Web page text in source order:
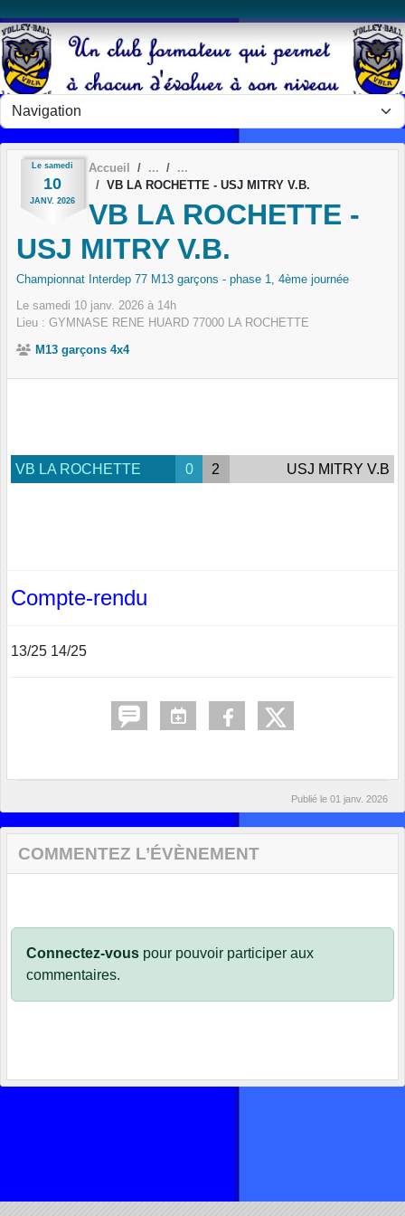
Le samedi
10
JANV. 2026
Accueil
VB LA ROCHETTE - USJ MITRY V.B.
VB LA ROCHETTE -
USJ MITRY V.B.
Championnat Interdep 77 M13 garçons - phase 1, 4ème journée
Le samedi 10 janv. 2026 à 14h
Lieu : GYMNASE RENE HUARD 77000 LA ROCHETTE
M13 garçons 4x4
VB LA ROCHETTE 0 2 USJ MITRY V.B
Compte-rendu
13/25 14/25
Publié le 01 janv. 2026
COMMENTEZ L’ÉVÈNEMENT
Connectez-vous pour pouvoir participer aux
commentaires.